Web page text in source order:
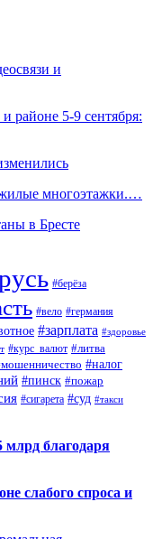
и
районе 5-9 сентября:
жилые многоэтажки.…
в Бресте
#берёза
#вело #германия
#зарплата #здоровье
#курс_валют #литва
#налог
#пинск #пожар
#сигарета #суд #такси
млрд благодаря
слабого спроса и